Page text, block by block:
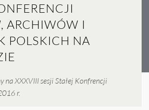
ARCHIWÓW I
POLSKICH NA
na XXXVIII sesji Stałej Konfrencji
r.